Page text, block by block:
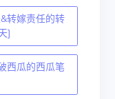
转嫁责任的转
]
西瓜的西瓜笔